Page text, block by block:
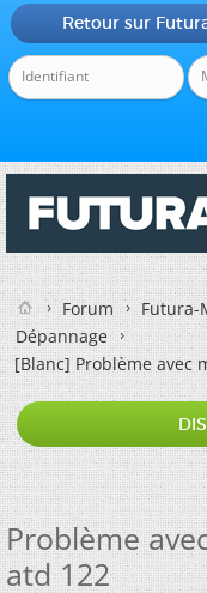
Retour sur
Forum
Futura-
Dépannage
[Blanc]Problème avec
Problème
atd 122